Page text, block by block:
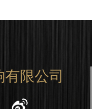
限公司